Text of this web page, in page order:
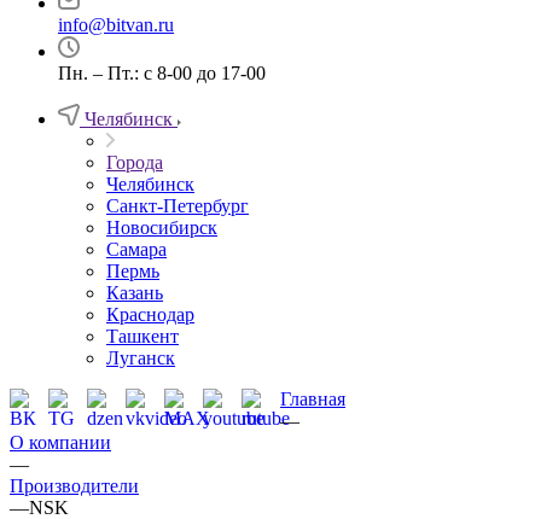
info@bitvan.ru
Пн. – Пт.: с 8-00 до 17-00
Челябинск
Города
Челябинск
Санкт-Петербург
Новосибирск
Самара
Пермь
Казань
Краснодар
Ташкент
Луганск
Главная
—
О компании
—
Производители
—NSK